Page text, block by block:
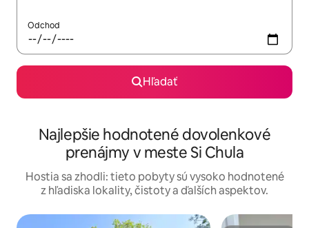
Odchod
Hľadať
Najlepšie hodnotené dovolenkové
prenájmy v meste Si Chula
Hostia sa zhodli: tieto pobyty sú vysoko hodnotené
z hľadiska lokality, čistoty a ďalších aspektov.